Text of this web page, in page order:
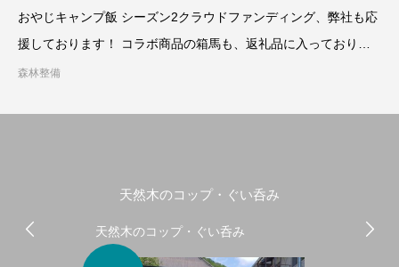
おやじキャンプ飯 シーズン2クラウドファンディング、弊社も応
援しております！ コラボ商品の箱馬も、返礼品に入っておりま
す この機会お
森林整備
天然木のコップ・ぐい呑み
天然木のコップ・ぐい呑み